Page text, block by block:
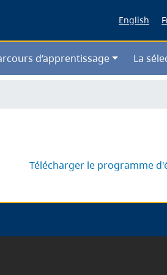
English
d’apprentissage La
Télécharger le programme